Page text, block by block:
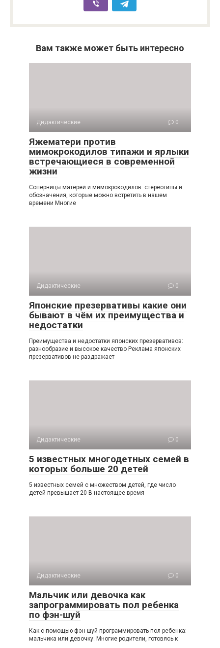
Вам также может быть интересно
Дидактические 0
Яжематери против
мимокрокодилов типажи и ярлыки
встречающиеся в современной
жизни
Соперницы матерей и мимокрокодилов: стереотипы и
обозначения, которые можно встретить в нашем
времени Многие
Дидактические 0
Японские презервативы какие они
бывают в чём их преимущества и
недостатки
Преимущества и недостатки японских презервативов:
разнообразие и высокое качество Реклама японских
презервативов не раздражает
Дидактические 0
5 известных многодетных семей в
которых больше 20 детей
5 известных семей с множеством детей, где число
детей превышает 20 В настоящее время
Дидактические 0
Мальчик или девочка как
запрограммировать пол ребенка
по фэн-шуй
Как с помощью фэн-шуй программировать пол ребенка:
мальчика или девочку. Многие родители, готовясь к